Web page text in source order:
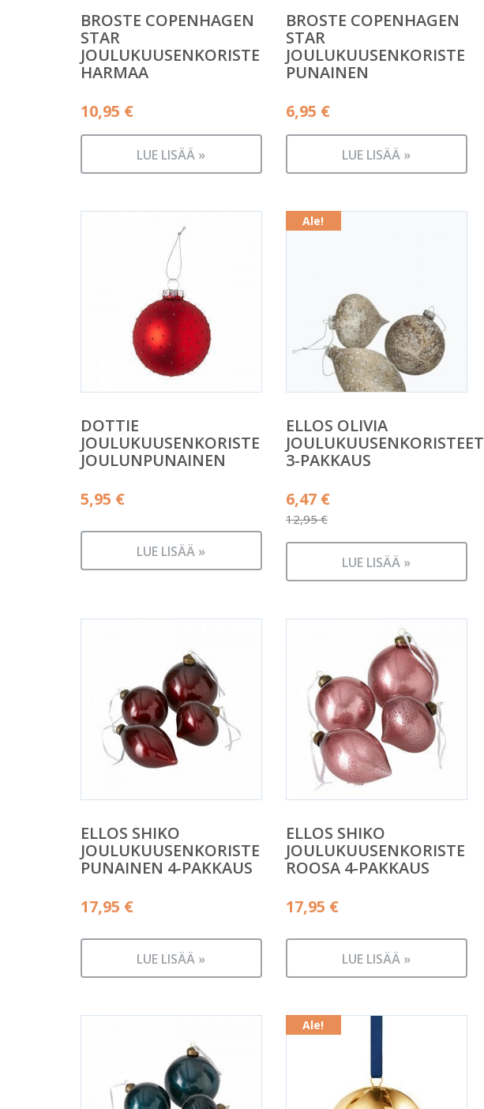
BROSTE COPENHAGEN
STAR
JOULUKUUSENKORISTE
HARMAA
10,95 €
LUE LISÄÄ »
BROSTE COPENHAGEN
STAR
JOULUKUUSENKORISTE
PUNAINEN
6,95 €
LUE LISÄÄ »
DOTTIE
JOULUKUUSENKORISTE
JOULUNPUNAINEN
5,95 €
LUE LISÄÄ »
Ale!
ELLOS OLIVIA
JOULUKUUSENKORISTEET
3-PAKKAUS
12,95€
Alkuperäinen
hinta
oli:
6,47 €
Nykyinen
on:
LUE LISÄÄ »
ELLOS SHIKO
JOULUKUUSENKORISTE
PUNAINEN 4-PAKKAUS
17,95 €
LUE LISÄÄ »
ELLOS SHIKO
JOULUKUUSENKORISTE
ROOSA 4-PAKKAUS
17,95 €
LUE LISÄÄ »
Ale!